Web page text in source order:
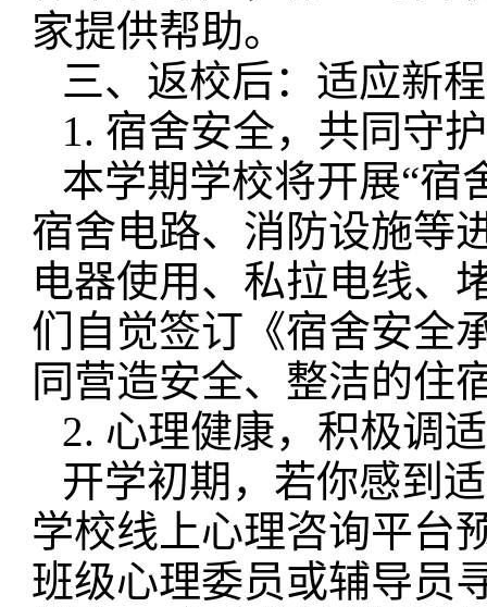
家提供帮助。
三、返校后：适应新
1. 宿舍安全，共同守护
本学期学校将开展“宿
宿舍电路、消防设施等
电器使用、私拉电线、
们自觉签订《宿舍安全
同营造安全、整洁的住
2. 心理健康，积极调适
开学初期，若你感到
学校线上心理咨询平台
班级心理委员或辅导